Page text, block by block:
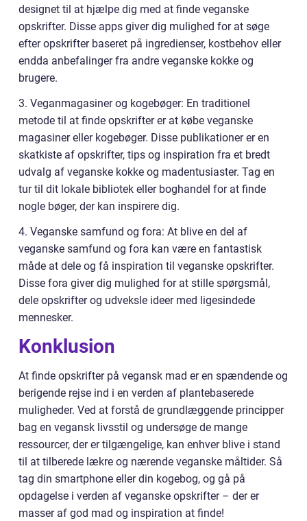
designet til at hjælpe dig med at finde veganske
opskrifter. Disse apps giver dig mulighed for at søge
efter opskrifter baseret på ingredienser, kostbehov eller
endda anbefalinger fra andre veganske kokke og
brugere.
3. Veganmagasiner og kogebøger: En traditionel
metode til at finde opskrifter er at købe veganske
magasiner eller kogebøger. Disse publikationer er en
skatkiste af opskrifter, tips og inspiration fra et bredt
udvalg af veganske kokke og madentusiaster. Tag en
tur til dit lokale bibliotek eller boghandel for at finde
nogle bøger, der kan inspirere dig.
4. Veganske samfund og fora: At blive en del af
veganske samfund og fora kan være en fantastisk
måde at dele og få inspiration til veganske opskrifter.
Disse fora giver dig mulighed for at stille spørgsmål,
dele opskrifter og udveksle ideer med ligesindede
mennesker.
Konklusion
At finde opskrifter på vegansk mad er en spændende og
berigende rejse ind i en verden af plantebaserede
muligheder. Ved at forstå de grundlæggende principper
bag en vegansk livsstil og undersøge de mange
ressourcer, der er tilgængelige, kan enhver blive i stand
til at tilberede lækre og nærende veganske måltider. Så
tag din smartphone eller din kogebog, og gå på
opdagelse i verden af veganske opskrifter – der er
masser af god mad og inspiration at finde!